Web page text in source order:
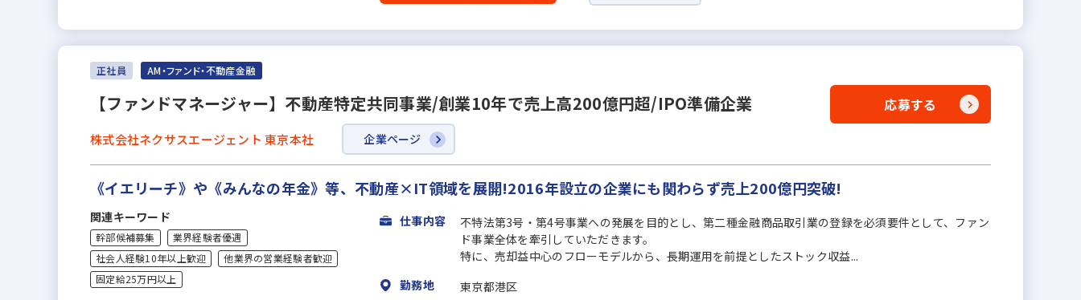
正社員 AM・ファンド・不動産金融
【ファンドマネージャー】不動産特定共同事業/創業10年で売上⾼200億円超/IPO準備企業 応募する
株式会社ネクサスエージェント 東京本社 企業ページ
《イエリーチ》や《みんなの年金》等、不動産×IT領域を展開!2016年設立の企業にも関わらず売上200億円突破!
関連キーワード
幹部候補募集
業界経験者優遇
社会人経験10年以上歓迎
他業界の営業経験者歓迎
固定給25万円以上
仕事内容
不特法第3号‧第4号事業への発展を⽬的とし、第⼆種⾦融商品取引業の登録を必須要件として、ファン
ド事業全体を牽引していただきます。
特に、売却益中⼼のフローモデルから、⻑期運⽤を前提としたストック収益...
勤務地
東京都港区